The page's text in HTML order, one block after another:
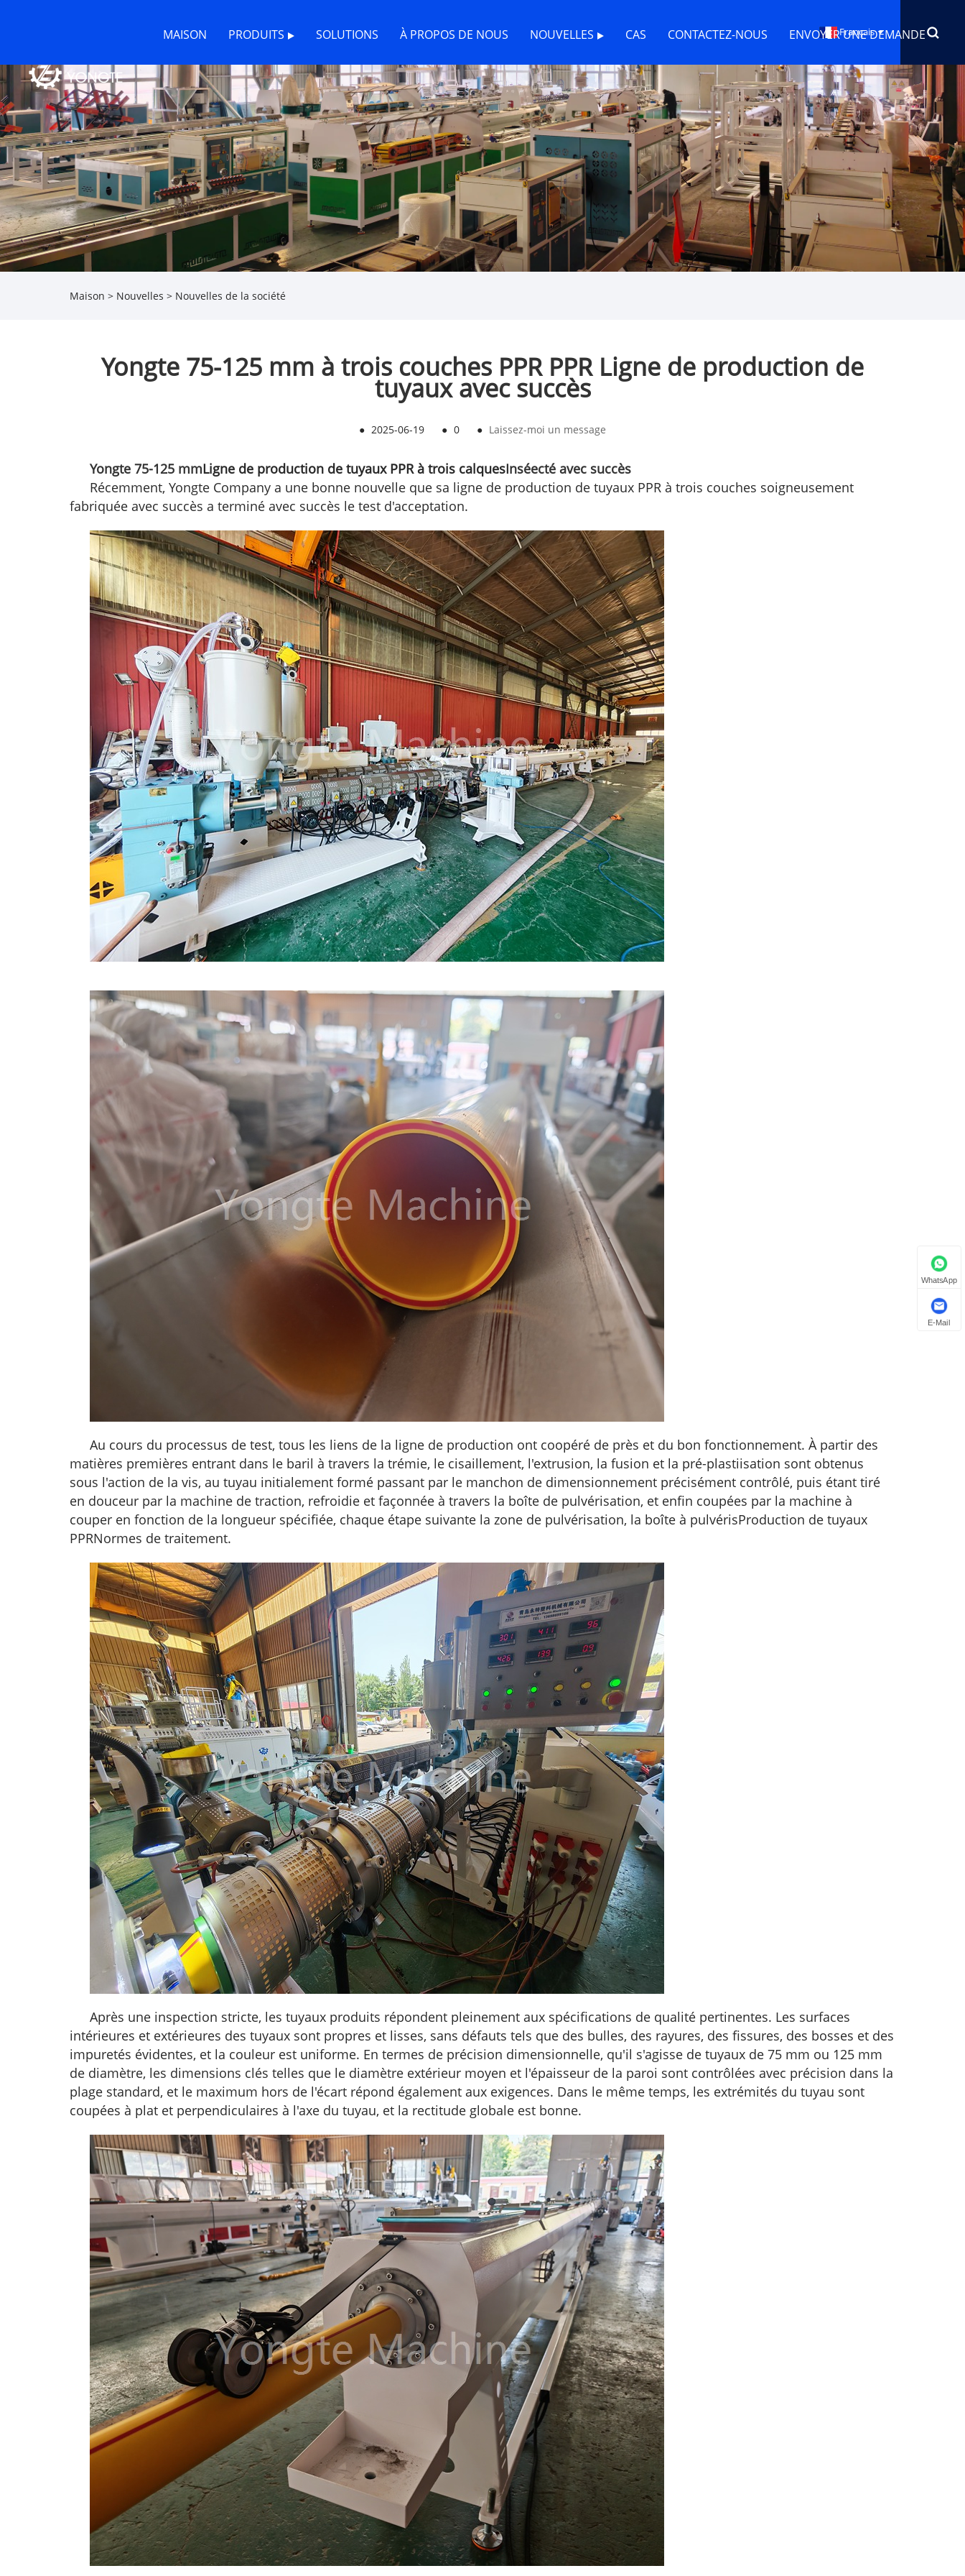
MAISON PRODUITS SOLUTIONS À PROPOS DE NOUS NOUVELLES CAS CONTACTEZ-NOUS ENVOYER UNE DEMANDE
Français
Maison > Nouvelles > Nouvelles de la société
Yongte 75-125 mm à trois couches PPR PPR Ligne de production de
tuyaux avec succès
● 2025-06-19 ● 0 ● Laissez-moi un message
Yongte 75-125 mmLigne de production de tuyaux PPR à trois calquesInséecté avec succès
Récemment, Yongte Company a une bonne nouvelle que sa ligne de production de tuyaux PPR à trois couches soigneusement
fabriquée avec succès a terminé avec succès le test d'acceptation.
Au cours du processus de test, tous les liens de la ligne de production ont coopéré de près et du bon fonctionnement. À partir des
matières premières entrant dans le baril à travers la trémie, le cisaillement, l'extrusion, la fusion et la pré-plastiisation sont obtenus
sous l'action de la vis, au tuyau initialement formé passant par le manchon de dimensionnement précisément contrôlé, puis étant tiré
en douceur par la machine de traction, refroidie et façonnée à travers la boîte de pulvérisation, et enfin coupées par la machine à
couper en fonction de la longueur spécifiée, chaque étape suivante la zone de pulvérisation, la boîte à pulvérisProduction de tuyaux
PPRNormes de traitement.
Après une inspection stricte, les tuyaux produits répondent pleinement aux spécifications de qualité pertinentes. Les surfaces
intérieures et extérieures des tuyaux sont propres et lisses, sans défauts tels que des bulles, des rayures, des fissures, des bosses et des
impuretés évidentes, et la couleur est uniforme. En termes de précision dimensionnelle, qu'il s'agisse de tuyaux de 75 mm ou 125 mm
de diamètre, les dimensions clés telles que le diamètre extérieur moyen et l'épaisseur de la paroi sont contrôlées avec précision dans la
plage standard, et le maximum hors de l'écart répond également aux exigences. Dans le même temps, les extrémités du tuyau sont
coupées à plat et perpendiculaires à l'axe du tuyau, et la rectitude globale est bonne.
WhatsApp
E-Mail